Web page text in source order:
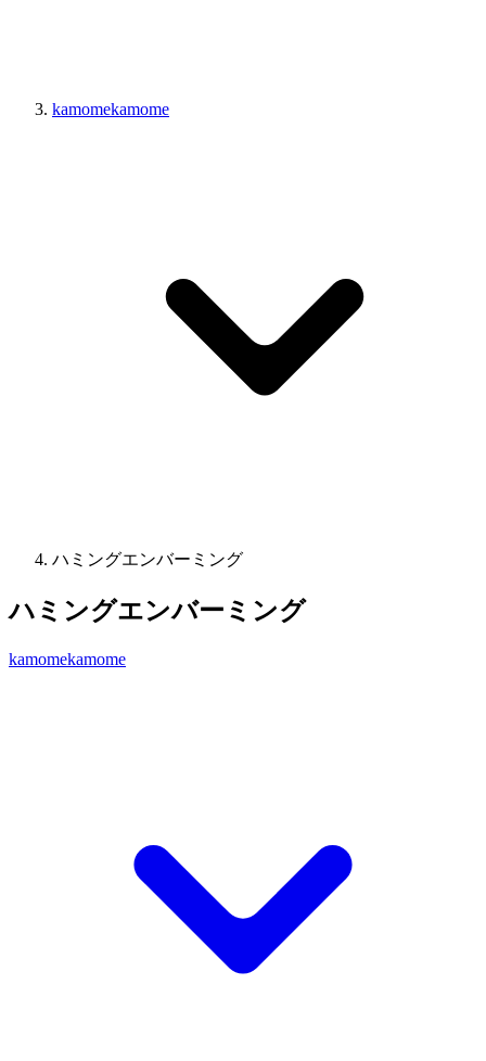
kamomekamome
ハミングエンバーミング
ハミングエンバーミング
kamomekamome